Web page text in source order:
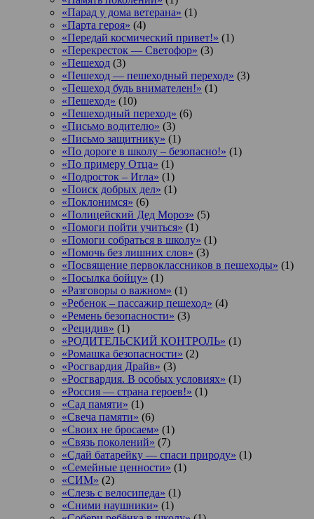
«Парад у дома ветерана» (1)
«Парта героя» (4)
«Передай космический привет!» (1)
«Перекресток — Светофор» (3)
«Пешеход (3)
«Пешеход — пешеходный переход» (3)
«Пешеход будь внимателен!» (1)
«Пешеход» (10)
«Пешеходный переход» (6)
«Письмо водителю» (3)
«Письмо защитнику» (1)
«По дороге в школу – безопасно!» (1)
«По примеру Отца» (1)
«Подросток ‒ Игла» (1)
«Поиск добрых дел» (1)
«Поклонимся» (6)
«Полицейский Дед Мороз» (5)
«Помоги пойти учиться» (1)
«Помоги собраться в школу» (1)
«Помочь без лишних слов» (3)
«Посвящение первоклассников в пешеходы» (1)
«Посылка бойцу» (1)
«Разговоры о важном» (1)
«Ребенок – пассажир пешеход» (4)
«Ремень безопасности» (3)
«Рецидив» (1)
«РОДИТЕЛЬСКИЙ КОНТРОЛЬ» (1)
«Ромашка безопасности» (2)
«Росгвардия Драйв» (3)
«Росгвардия. В особых условиях» (1)
«Россия — страна героев!» (1)
«Сад памяти» (1)
«Свеча памяти» (6)
«Своих не бросаем» (1)
«Связь поколений» (7)
«Сдай батарейку — спаси природу» (1)
«Семейные ценности» (1)
«СИМ» (2)
«Слезь с велосипеда» (1)
«Сними наушники» (1)